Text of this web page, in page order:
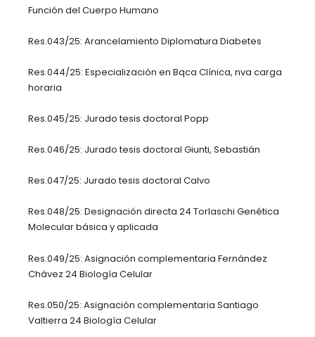
Función del Cuerpo Humano
Res.043/25: Arancelamiento Diplomatura Diabetes
Res.044/25: Especialización en Bqca Clínica, nva carga
horaria
Res.045/25: Jurado tesis doctoral Popp
Res.046/25: Jurado tesis doctoral Giunti, Sebastián
Res.047/25: Jurado tesis doctoral Calvo
Res.048/25: Designación directa 24 Torlaschi Genética
Molecular básica y aplicada
Res.049/25: Asignación complementaria Fernández
Chávez 24 Biología Celular
Res.050/25: Asignación complementaria Santiago
Valtierra 24 Biología Celular